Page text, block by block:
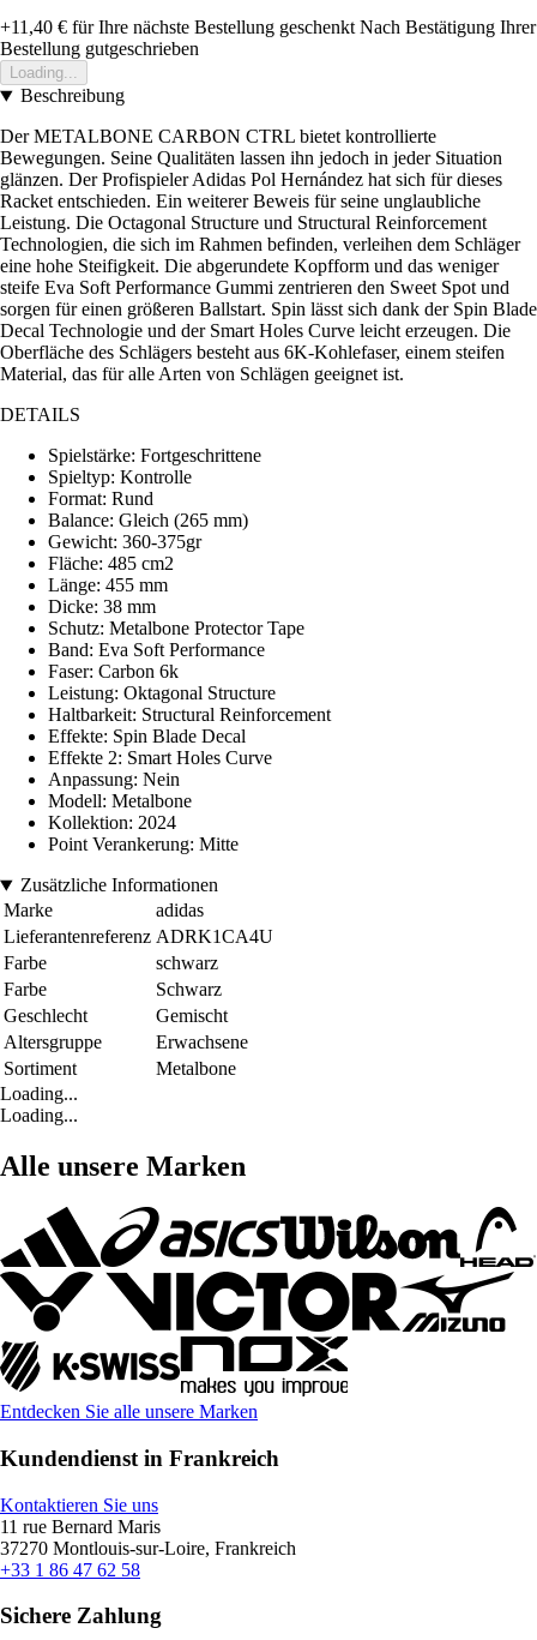
+11,40 € für Ihre nächste Bestellung geschenkt Nach Bestätigung Ihrer
Bestellung gutgeschrieben
Loading...
Beschreibung
Der METALBONE CARBON CTRL bietet kontrollierte
Bewegungen. Seine Qualitäten lassen ihn jedoch in jeder Situation
glänzen. Der Profispieler Adidas Pol Hernández hat sich für dieses
Racket entschieden. Ein weiterer Beweis für seine unglaubliche
Leistung. Die Octagonal Structure und Structural Reinforcement
Technologien, die sich im Rahmen befinden, verleihen dem Schläger
eine hohe Steifigkeit. Die abgerundete Kopfform und das weniger
steife Eva Soft Performance Gummi zentrieren den Sweet Spot und
sorgen für einen größeren Ballstart. Spin lässt sich dank der Spin Blade
Decal Technologie und der Smart Holes Curve leicht erzeugen. Die
Oberfläche des Schlägers besteht aus 6K-Kohlefaser, einem steifen
Material, das für alle Arten von Schlägen geeignet ist.
DETAILS
Spielstärke: Fortgeschrittene
Spieltyp: Kontrolle
Format: Rund
Balance: Gleich (265 mm)
Gewicht: 360-375gr
Fläche: 485 cm2
Länge: 455 mm
Dicke: 38 mm
Schutz: Metalbone Protector Tape
Band: Eva Soft Performance
Faser: Carbon 6k
Leistung: Oktagonal Structure
Haltbarkeit: Structural Reinforcement
Effekte: Spin Blade Decal
Effekte 2: Smart Holes Curve
Anpassung: Nein
Modell: Metalbone
Kollektion: 2024
Point Verankerung: Mitte
Zusätzliche Informationen
Marke
adidas
Lieferantenreferenz ADRK1CA4U
Farbe
schwarz
Farbe
Schwarz
Geschlecht
Gemischt
Altersgruppe
Erwachsene
Sortiment
Metalbone
Loading...
Loading...
Alle unsere Marken
Entdecken Sie alle unsere Marken
Kundendienst in Frankreich
Kontaktieren Sie uns
11 rue Bernard Maris
37270 Montlouis-sur-Loire, Frankreich
+33 1 86 47 62 58
Sichere Zahlung